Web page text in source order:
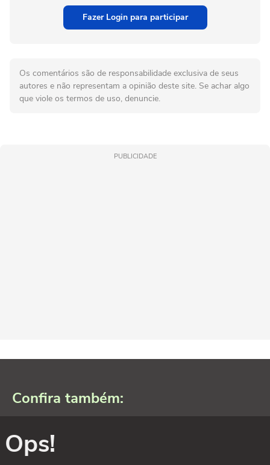
Fazer Login para participar
Os comentários são de responsabilidade exclusiva de seus
autores e não representam a opinião deste site. Se achar algo
que viole os termos de uso, denuncie.
PUBLICIDADE
Confira também:
Ops!